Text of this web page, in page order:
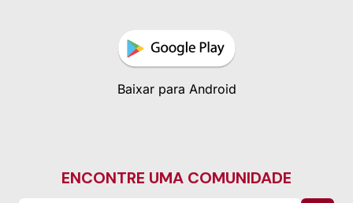
Baixar para Android
ENCONTRE UMA COMUNIDADE